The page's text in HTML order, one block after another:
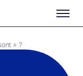
» ?